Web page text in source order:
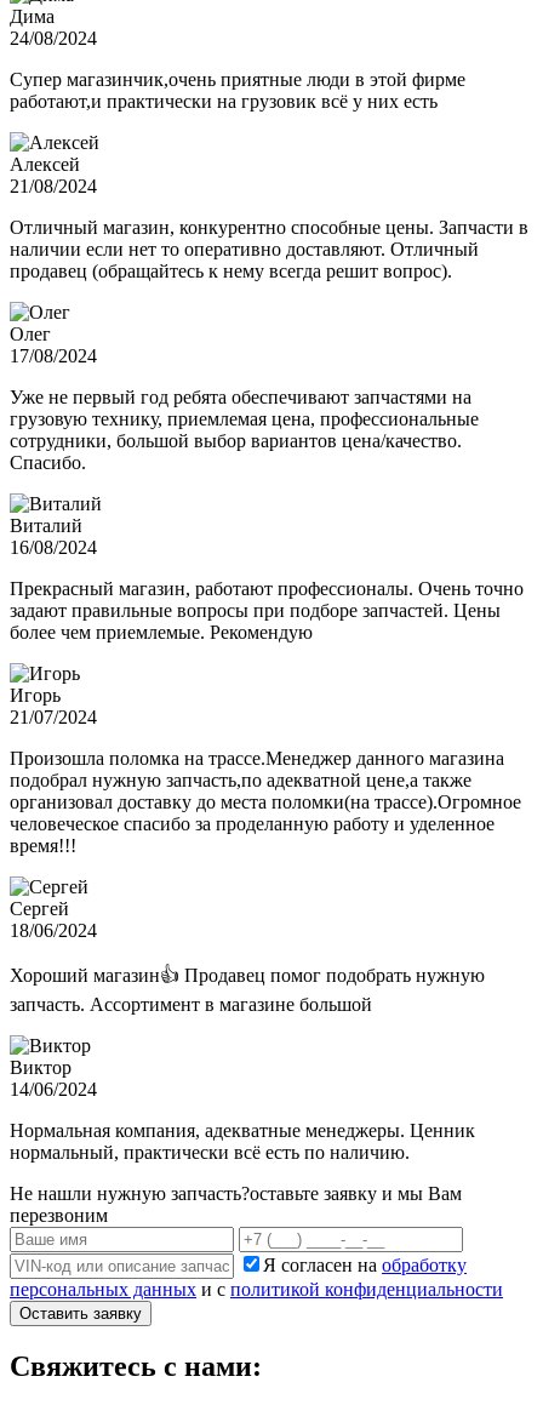
Дима
24/08/2024
Супер магазинчик,очень приятные люди в этой фирме
работают,и практически на грузовик всё у них есть
Алексей
21/08/2024
Отличный магазин, конкурентно способные цены. Запчасти в
наличии если нет то оперативно доставляют. Отличный
продавец (обращайтесь к нему всегда решит вопрос).
Олег
17/08/2024
Уже не первый год ребята обеспечивают запчастями на
грузовую технику, приемлемая цена, профессиональные
сотрудники, большой выбор вариантов цена/качество.
Спасибо.
Виталий
16/08/2024
Прекрасный магазин, работают профессионалы. Очень точно
задают правильные вопросы при подборе запчастей. Цены
более чем приемлемые. Рекомендую
Игорь
21/07/2024
Произошла поломка на трассе.Менеджер данного магазина
подобрал нужную запчасть,по адекватной цене,а также
организовал доставку до места поломки(на трассе).Огромное
человеческое спасибо за проделанную работу и уделенное
время!!!
Сергей
18/06/2024
Хороший магазин👍 Продавец помог подобрать нужную
запчасть. Ассортимент в магазине большой
Виктор
14/06/2024
Нормальная компания, адекватные менеджеры. Ценник
нормальный, практически всё есть по наличию.
Не нашли нужную запчасть?оставьте заявку и мы Вам
перезвоним
Я согласен на обработку
персональных данных и с политикой конфиденциальности
Оставить заявку
Свяжитесь с нами: